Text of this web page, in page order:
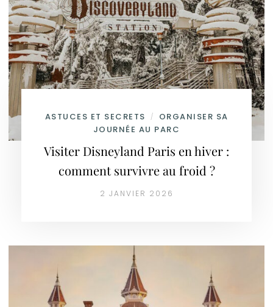
ASTUCES ET SECRETS /
ORGANISER SA
JOURNÉE AU PARC
Visiter Disneyland Paris en hiver :
comment survivre au froid ?
2 JANVIER 2026